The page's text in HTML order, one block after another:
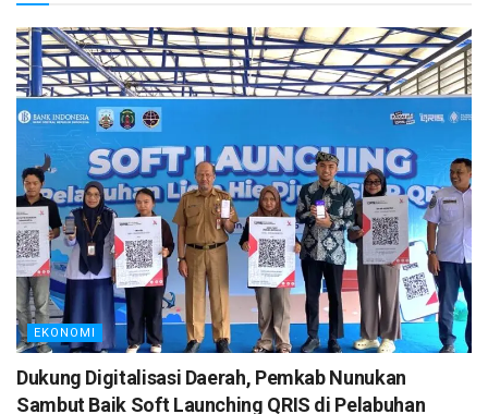
EKONOMI
Dukung Digitalisasi Daerah, Pemkab Nunukan
Sambut Baik Soft Launching QRIS di Pelabuhan